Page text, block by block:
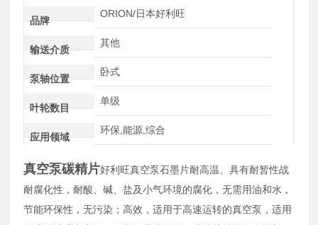
品牌
ORION/日本好利旺
输送介质
其他
泵轴位置
卧式
叶轮数目
单级
应用领域
环保,能源,综合
真空泵碳精片好利旺真空泵石墨片耐高温、具有耐暂性战
耐腐化性，耐酸、碱、盐及小气环境的腐化，无需用油和水，
节能环保性，无污染；高效，适用于高速运转的真空泵，适用